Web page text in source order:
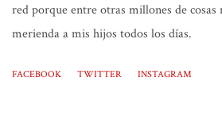
red porque entre otras millones de
merienda a mis hijos todos los días.
FACEBOOK TWITTER INSTAGRAM